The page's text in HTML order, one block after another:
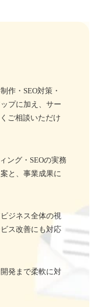
作・SEO対策・
プに加え、サー
ご相談いただけ
ング・SEOの実務
と、事業成果に
ジネス全体の視
ス改善にも対応
発まで柔軟に対